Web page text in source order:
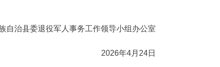
自治县委退役军人事务工作领导小组办公室
2026年4月24日